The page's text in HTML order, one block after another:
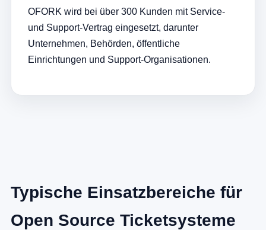
OFORK wird bei über 300 Kunden mit Service-
und Support-Vertrag eingesetzt, darunter
Unternehmen, Behörden, öffentliche
Einrichtungen und Support-Organisationen.
Typische Einsatzbereiche für
Open Source Ticketsysteme